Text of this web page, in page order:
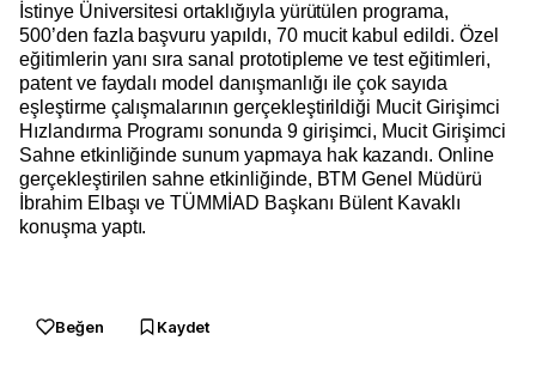
İstinye Üniversitesi ortaklığıyla yürütülen programa,
500’den fazla başvuru yapıldı, 70 mucit kabul edildi. Özel
eğitimlerin yanı sıra sanal prototipleme ve test eğitimleri,
patent ve faydalı model danışmanlığı ile çok sayıda
eşleştirme çalışmalarının gerçekleştirildiği Mucit Girişimci
Hızlandırma Programı sonunda 9 girişimci, Mucit Girişimci
Sahne etkinliğinde sunum yapmaya hak kazandı. Online
gerçekleştirilen sahne etkinliğinde, BTM Genel Müdürü
İbrahim Elbaşı ve TÜMMİAD Başkanı Bülent Kavaklı
konuşma yaptı.
Beğen Kaydet